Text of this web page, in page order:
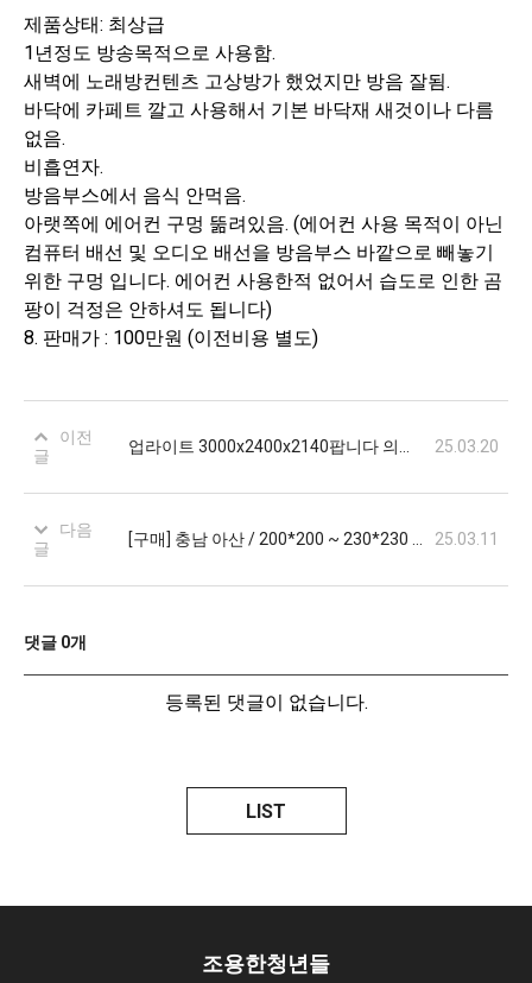
제품상태: 최상급
1년정도 방송목적으로 사용함.
새벽에 노래방컨텐츠 고상방가 했었지만 방음 잘됨.
바닥에 카페트 깔고 사용해서 기본 바닥재 새것이나 다름
없음.
비흡연자.
방음부스에서 음식 안먹음.
아랫쪽에 에어컨 구멍 뚦려있음. (에어컨 사용 목적이 아닌
컴퓨터 배선 및 오디오 배선을 방음부스 바깥으로 빼놓기
위한 구멍 입니다. 에어컨 사용한적 없어서 습도로 인한 곰
팡이 걱정은 안하셔도 됩니다)
8. 판매가 : 100만원 (이전비용 별도)
이전
글
25.03.20
다음
글
25.03.11
댓글 0개
등록된 댓글이 없습니다.
LIST
조용한청년들